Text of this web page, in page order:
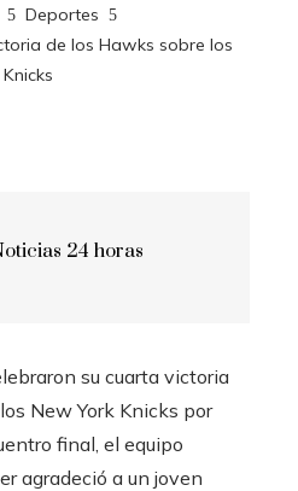
Deportes
de los Hawks sobre los
Knicks
24 horas
su cuarta victoria
New York Knicks por
final, el equipo
agradeció a un joven